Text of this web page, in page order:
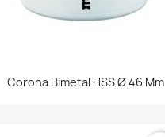
Vista rápida
Corona Bimetal HSS Ø 46 Mm